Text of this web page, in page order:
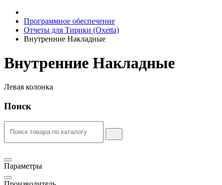
Программное обеспечение
Отчеты для Тирики (Oxetta)
Внутренние Накладные
Внутренние Накладные
Левая колонка
Поиск
Параметры